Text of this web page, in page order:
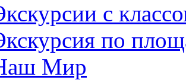
c
по
Мир